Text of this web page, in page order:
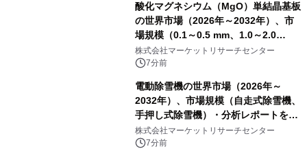
酸化マグネシウム（MgO）単結晶基板
の世界市場（2026年～2032年）、市
場規模（0.1～0.5 mm、1.0～2.0
mm、その他）・分析レポートを発表
株式会社マーケットリサーチセンター
7分前
電動除雪機の世界市場（2026年～
2032年）、市場規模（自走式除雪機、
手押し式除雪機）・分析レポートを発
表
株式会社マーケットリサーチセンター
7分前